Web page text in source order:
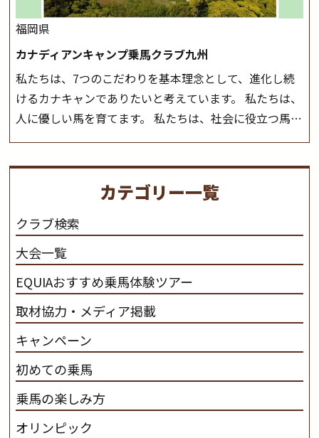
福岡県
カナディアンキャンプ乗馬クラブ九州
私たちは、7つのこだわりを基本理念として、進化し続
けるカナキャンでありたいと考えています。 私たちは、
人に優しい馬を育てます。 私たちは、社会に役立つ馬を
生産します。 私たちは、馬や人々に癒しとなる環境を守
さと魅力を追求します。 私たちは、馬の品種と血統にこ
だわります。 私たちは、乗用馬の質の向上を目指し、生
産･育成･調教を一貫して行います。カナディアンキャ
ンプ乗馬クラブ九州のツアー情報はこちら
カテゴリー一覧
クラブ検索
大会一覧
EQUIAおすすめ乗馬体験ツアー
取材協力・メディア掲載
キャンペーン
初めての乗馬
乗馬の楽しみ方
オリンピック